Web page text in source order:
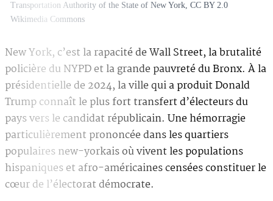
Transportation Authority of the State of New York, CC BY 2.0
Wikimedia Commons
New York, c’est la rapacité de Wall Street, la brutalité
policière du NYPD et la grande pauvreté du Bronx. À la
présidentielle de 2024, la ville qui a produit Donald
Trump connaît le plus fort transfert d’électeurs du
pays vers le candidat républicain. Une hémorragie
particulièrement prononcée dans les quartiers
populaires new-yorkais où vivent les populations
hispaniques et afro-américaines censées constituer le
cœur de l’électorat démocrate.